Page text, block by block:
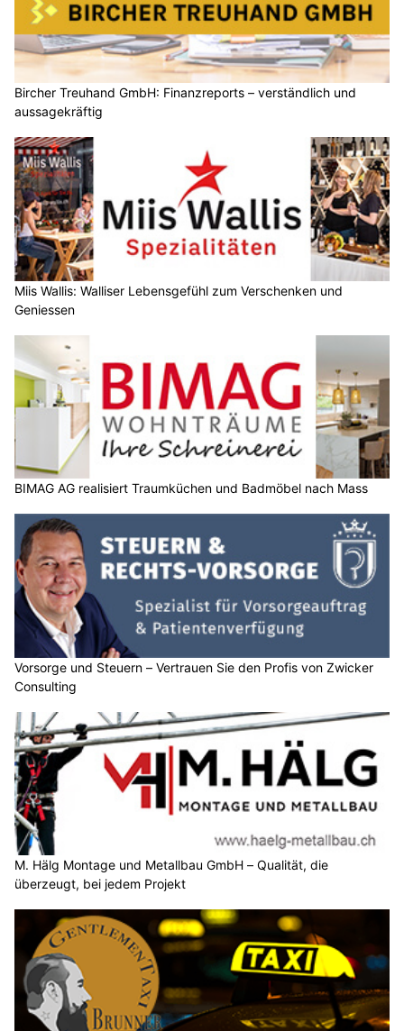
Bircher Treuhand GmbH: Finanzreports – verständlich und
aussagekräftig
Miis Wallis: Walliser Lebensgefühl zum Verschenken und
Geniessen
BIMAG AG realisiert Traumküchen und Badmöbel nach Mass
Vorsorge und Steuern – Vertrauen Sie den Profis von Zwicker
Consulting
M. Hälg Montage und Metallbau GmbH – Qualität, die
überzeugt, bei jedem Projekt